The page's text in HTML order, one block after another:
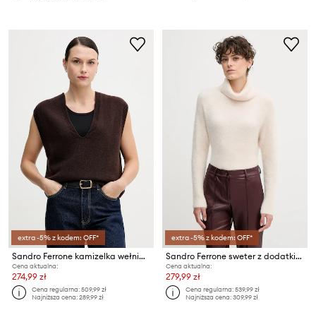
extra -5% z kodem: OFF*
Sandro Ferrone kamizelka wełniana
Cena aktualna:
274,99 zł
Cena regularna:509,99 zł
Najniższa cena:289,99 zł
extra -5% z kodem: OFF*
Sandro Ferrone sweter z dodatkiem alpaki
Cena aktualna:
279,99 zł
Cena regularna:539,99 zł
Najniższa cena:309,99 zł